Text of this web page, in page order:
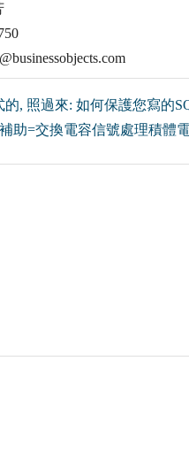
, 照過來: 如何保護您寫的
助=交換電容信號處理積體